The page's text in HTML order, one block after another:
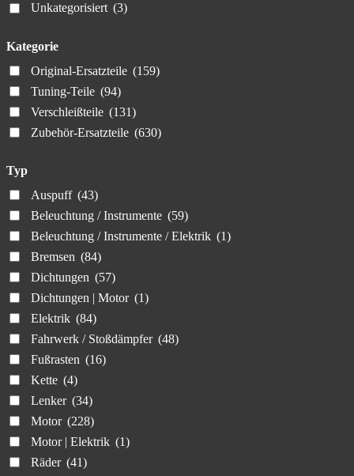
Unkategorisiert (3)
Kategorie
Original-Ersatzteile (159)
Tuning-Teile (94)
Verschleißteile (131)
Zubehör-Ersatzteile (630)
Typ
Auspuff (43)
Beleuchtung / Instrumente (59)
Beleuchtung / Instrumente / Elektrik (1)
Bremsen (84)
Dichtungen (57)
Dichtungen | Motor (1)
Elektrik (84)
Fahrwerk / Stoßdämpfer (48)
Fußrasten (16)
Kette (4)
Lenker (34)
Motor (228)
Motor | Elektrik (1)
Räder (41)